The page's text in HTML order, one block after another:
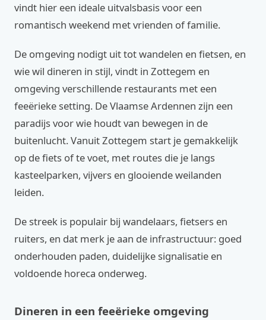
vindt hier een ideale uitvalsbasis voor een
romantisch weekend met vrienden of familie.
De omgeving nodigt uit tot wandelen en fietsen, en
wie wil dineren in stijl, vindt in Zottegem en
omgeving verschillende restaurants met een
feeërieke setting. De Vlaamse Ardennen zijn een
paradijs voor wie houdt van bewegen in de
buitenlucht. Vanuit Zottegem start je gemakkelijk
op de fiets of te voet, met routes die je langs
kasteelparken, vijvers en glooiende weilanden
leiden.
De streek is populair bij wandelaars, fietsers en
ruiters, en dat merk je aan de infrastructuur: goed
onderhouden paden, duidelijke signalisatie en
voldoende horeca onderweg.
Dineren in een feeërieke omgeving